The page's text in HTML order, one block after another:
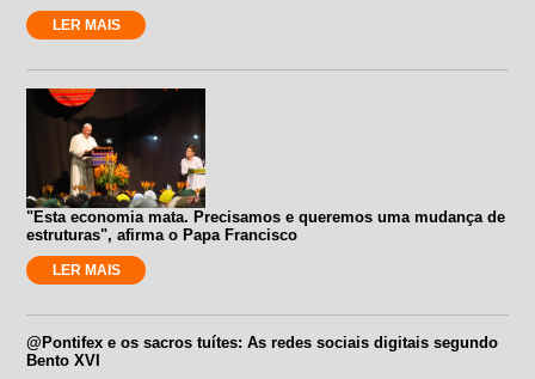
LER MAIS
"Esta economia mata. Precisamos e queremos uma mudança de
estruturas", afirma o Papa Francisco
LER MAIS
@Pontifex e os sacros tuítes: As redes sociais digitais segundo
Bento XVI